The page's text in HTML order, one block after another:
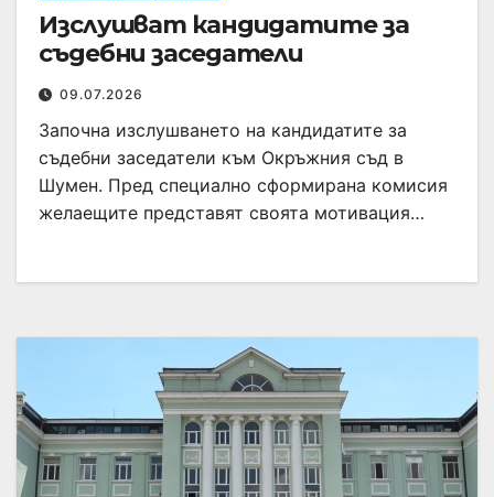
Изслушват кандидатите за
съдебни заседатели
09.07.2026
Започна изслушването на кандидатите за
съдебни заседатели към Окръжния съд в
Шумен. Пред специално сформирана комисия
желаещите представят своята мотивация…